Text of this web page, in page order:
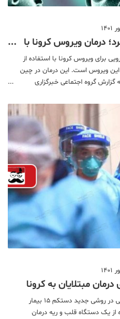
درمان ویروس کرونا با
یافته
برای ویروس کرونا با استفاده از
این ویروس است. این درمان در چین
گزارش گروه اجتماعی خبرگزاری
این بیماری
مبتلایان به کرونا
خبرمهم: گروهی از متخصصان ژاپنی در روشی جدید دستکم ۱۵ بیمار
از یک دستگاه قلب و ریه درمان